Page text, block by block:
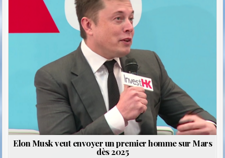
Posted
in
Elon Musk veut envoyer un premier homme sur Mars
dès 2025